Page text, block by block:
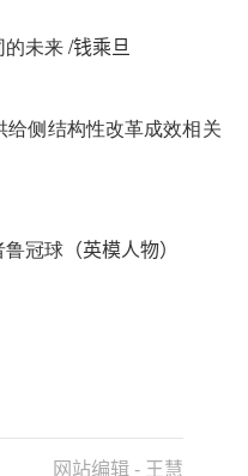
的未来/钱乘旦
侧结构性改革成效相关
鲁冠球 （英模人物）
网站编辑 - 王慧